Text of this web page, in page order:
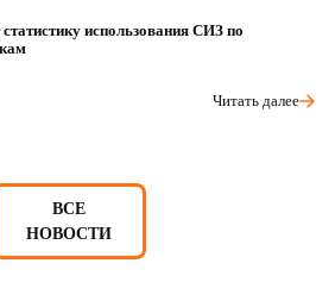
использования СИЗ по
Читать далее
ВСЕ
НОВОСТИ